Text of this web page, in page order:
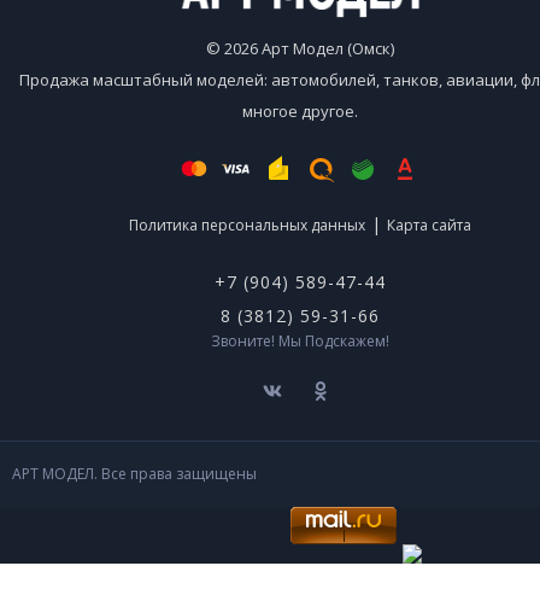
© 2026 Арт Модел (Омск)
Продажа масштабный моделей: автомобилей, танков, авиации,
многое другое.
Политика персональных данных | Карта сайта
+7 (904) 589-47-44
8 (3812) 59-31-66
Звоните! Мы Подскажем!
АРТ МОДЕЛ. Все права защищены